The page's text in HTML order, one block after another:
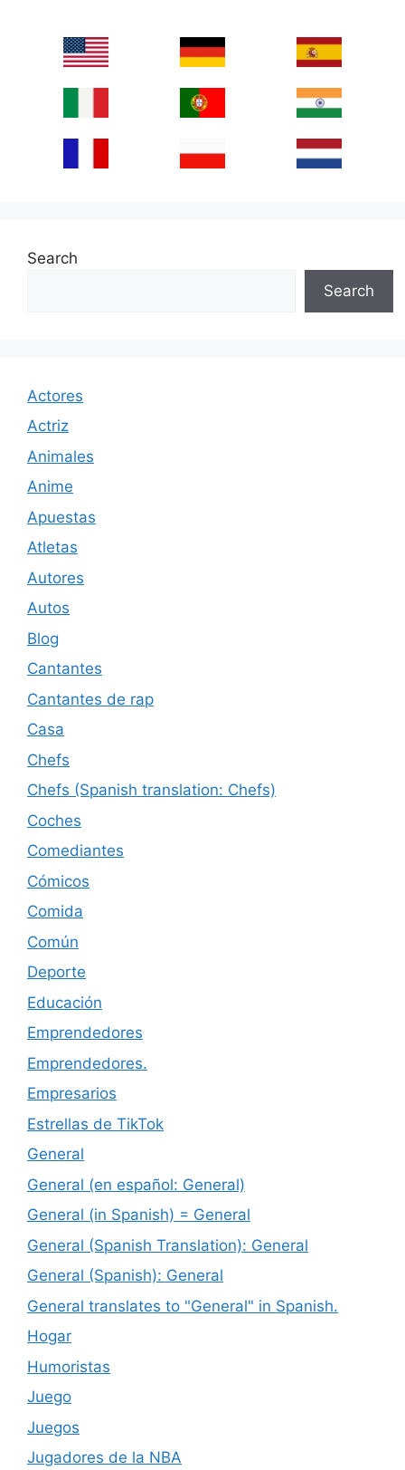
Search
Search
Actores
Actriz
Animales
Anime
Apuestas
Atletas
Autores
Autos
Blog
Cantantes
Cantantes de rap
Casa
Chefs
Chefs (Spanish translation: Chefs)
Coches
Comediantes
Cómicos
Comida
Común
Deporte
Educación
Emprendedores
Emprendedores.
Empresarios
Estrellas de TikTok
General
General (en español: General)
General (in Spanish) = General
General (Spanish Translation): General
General (Spanish): General
General translates to "General" in Spanish.
Hogar
Humoristas
Juego
Juegos
Jugadores de la NBA